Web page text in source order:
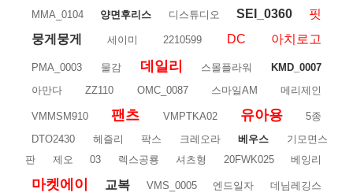
MMA_0104
양면후리스 디스튜디오 SEI_0360
핏
뭉게뭉게
세이미 2210599 DC 아치로고
PMA_0003 물감 데일리 스몰플라워
KMD_0007
아만다
ZZ110 OMC_0087 스마일AM 메리제인
VMMSM910 팬츠 VMPTKA02 유아용
5종
DTO2430
헤즐리 팍스 크레오라 베우스
기모면스
판
제오 03 렉스공룡 셔츠형 20FWK025 베잉리
마켓에이 교복 VMS_0005 엔드일자 데님레깅스